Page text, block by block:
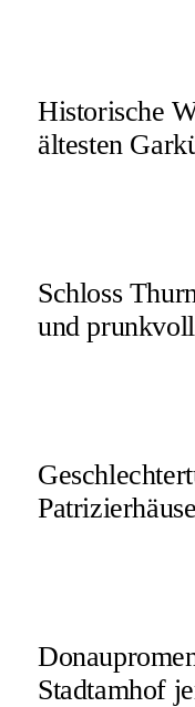
Historische
ältesten
Schloss
und
Stadtamhof